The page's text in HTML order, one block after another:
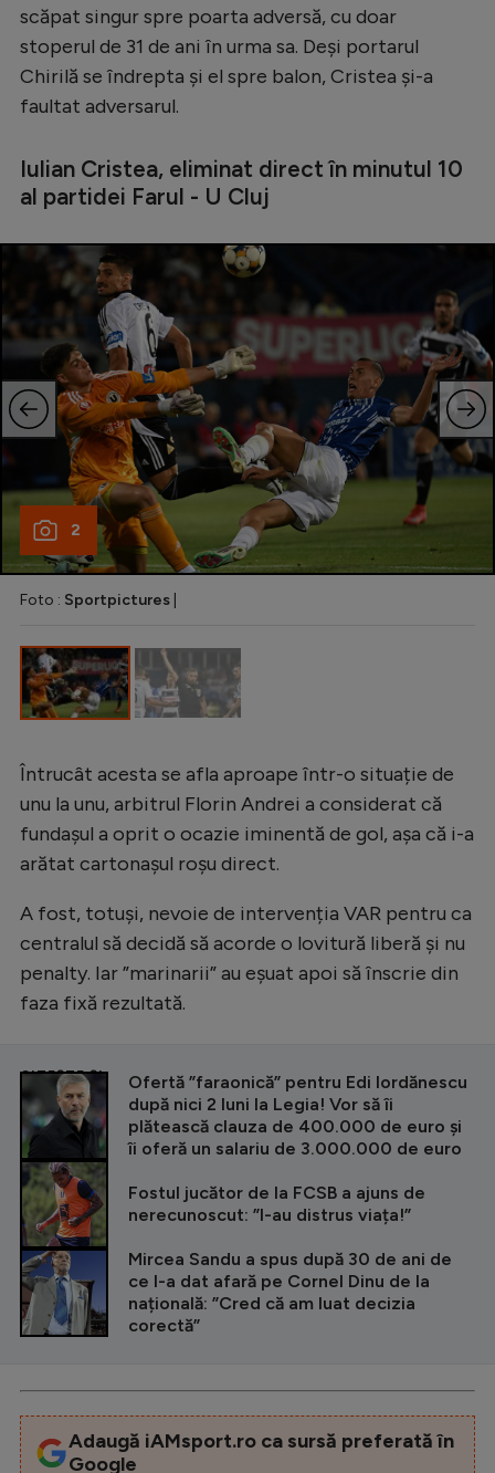
Starurile fotbalului
EURO 2024
Stranieri
Tenis
Handbal
Natație
Formula 1
Gimnastică
Auto
Rugby
Ciclism
Alte sporturi
JO 2026
Intră în cont
Creează cont
scăpat singur spre poarta adversă, cu doar
stoperul de 31 de ani în urma sa. Deși portarul
Chirilă se îndrepta și el spre balon, Cristea și-a
faultat adversarul.
Iulian Cristea, eliminat direct în minutul 10
al partidei Farul - U Cluj
2
Foto : Sportpictures
Întrucât acesta se afla aproape într-o situație de
unu la unu, arbitrul Florin Andrei a considerat că
fundașul a oprit o ocazie iminentă de gol, așa că i-a
arătat cartonașul roșu direct.
A fost, totuși, nevoie de intervenția VAR pentru ca
centralul să decidă să acorde o lovitură liberă și nu
penalty. Iar ”marinarii” au eșuat apoi să înscrie din
faza fixă rezultată.
CITEȘTE ȘI
Ofertă ”faraonică” pentru Edi Iordănescu
după nici 2 luni la Legia! Vor să îi
plătească clauza de 400.000 de euro și
îi oferă un salariu de 3.000.000 de euro
Fostul jucător de la FCSB a ajuns de
nerecunoscut: ”I-au distrus viața!”
Mircea Sandu a spus după 30 de ani de
ce l-a dat afară pe Cornel Dinu de la
națională: ”Cred că am luat decizia
corectă”
Adaugă iAMsport.ro ca sursă preferată în
Google